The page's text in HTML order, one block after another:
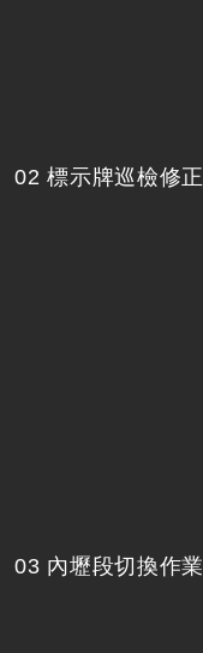
02 標示牌巡檢修正
03 內壢段切換作業